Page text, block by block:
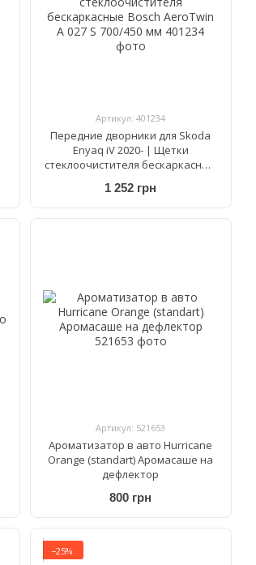
Артикул: 401234
Передние дворники для Skoda
Enyaq iV 2020- | Щетки
стеклоочистителя бескаркасные
1 252 грн
Артикул: 521653
Ароматизатор в авто Hurricane
Orange (standart) Аромасаше на
дефлектор
800 грн
−25%